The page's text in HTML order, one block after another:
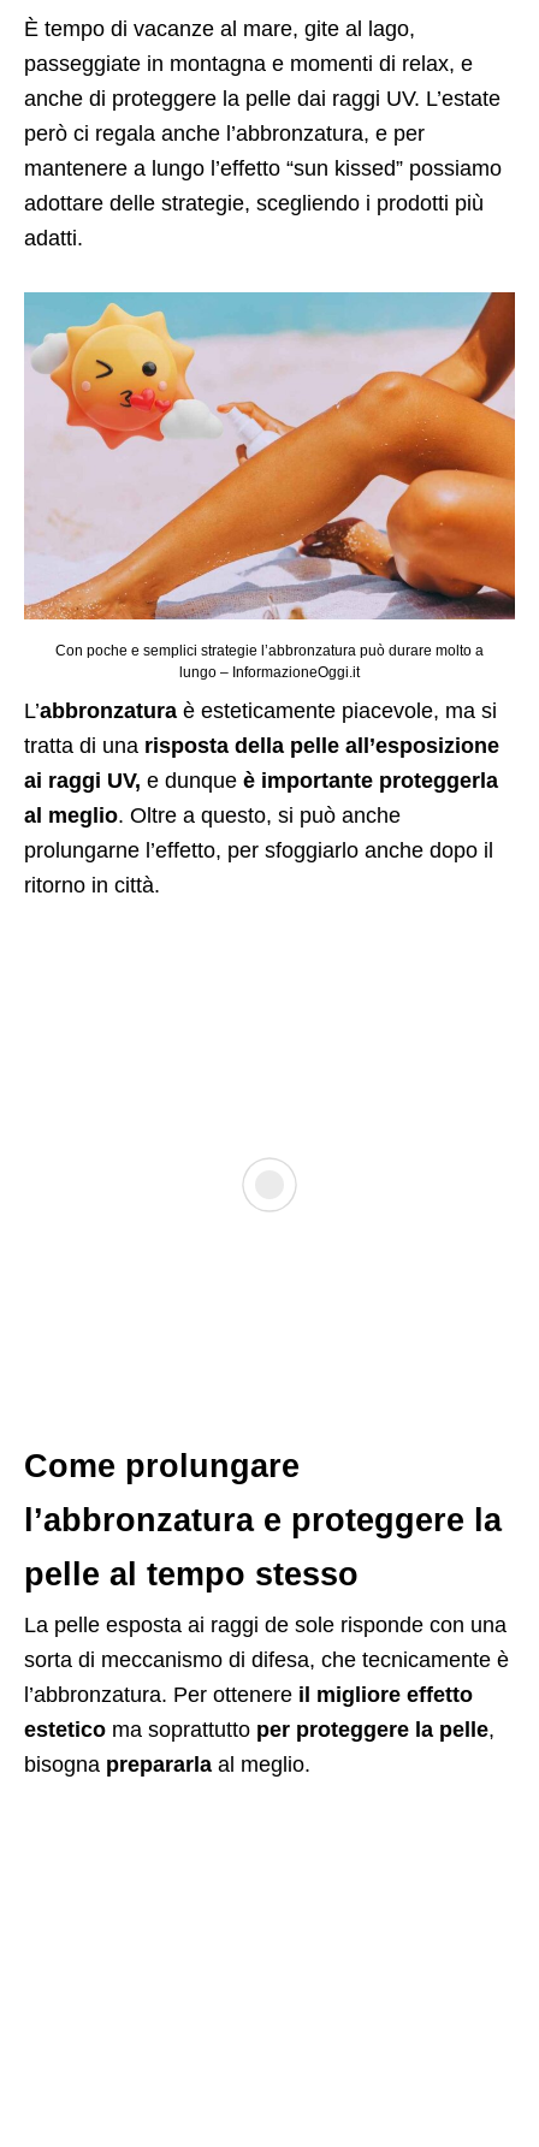
È tempo di vacanze al mare, gite al lago,
passeggiate in montagna e momenti di relax, e
anche di proteggere la pelle dai raggi UV. L’estate
però ci regala anche l’abbronzatura, e per
mantenere a lungo l’effetto “sun kissed” possiamo
adottare delle strategie, scegliendo i prodotti più
adatti.
Con poche e semplici strategie l’abbronzatura può durare molto a
lungo – InformazioneOggi.it
L’abbronzatura è esteticamente piacevole, ma si
tratta di una risposta della pelle all’esposizione
ai raggi UV, e dunque è importante proteggerla
al meglio. Oltre a questo, si può anche
prolungarne l’effetto, per sfoggiarlo anche dopo il
ritorno in città.
Come prolungare
l’abbronzatura e proteggere la
pelle al tempo stesso
La pelle esposta ai raggi de sole risponde con una
sorta di meccanismo di difesa, che tecnicamente è
l’abbronzatura. Per ottenere il migliore effetto
estetico ma soprattutto per proteggere la pelle,
bisogna prepararla al meglio.